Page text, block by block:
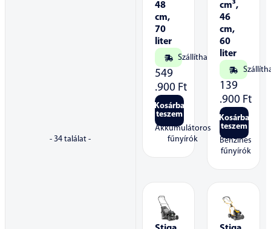
-34 találat -
48
cm,
70
liter
Szállítható
549
.900 Ft
Kosárba
teszem
Akkumulátoros
fűnyírók
cm³,
46
cm,
60
liter
139
.900 Ft
Kosárba
teszem
Benzines
fűnyírók